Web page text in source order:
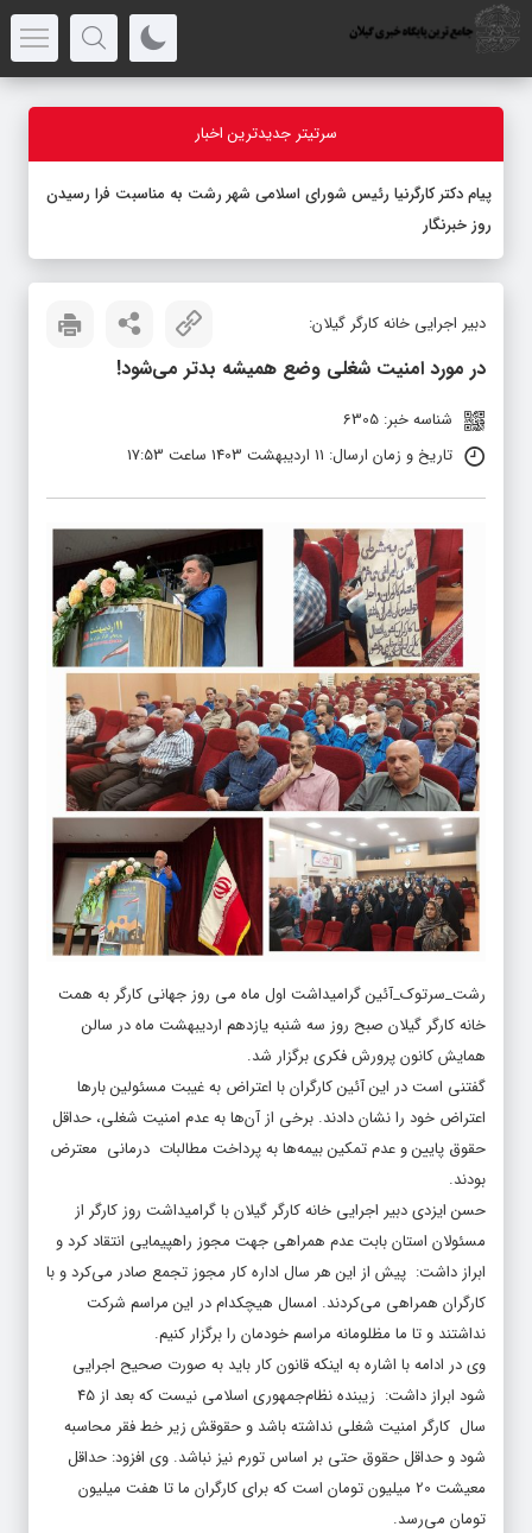
سرتیتر جدیدترین اخبار
پیام دکتر کارگرنیا رئیس شورای اسلامی شهر رشت به مناسبت فرا رسیدن
روز خبرنگار
دبیر اجرایی خانه کارگر گیلان:
در مورد امنیت شغلی وضع همیشه بدتر می‌شود!
شناسه خبر: 6305
تاریخ و زمان ارسال: 11 اردیبهشت 1403 ساعت 17:53
رشت_سرتوک_آئین گرامیداشت اول ماه می روز جهانی کارگر به همت
خانه کارگر گیلان صبح روز سه شنبه یازدهم اردیبهشت ماه در سالن
همایش کانون پرورش فکری برگزار شد.
گفتنی است در این آئین کارگران با اعتراض به غیبت مسئولین بارها
اعتراض خود را نشان دادند. برخی از آن‌ها به عدم امنیت شغلی، حداقل
حقوق پایین و عدم تمکین بیمه‌ها به پرداخت مطالبات درمانی معترض
بودند.
حسن ایزدی دبیر اجرایی خانه کارگر گیلان با گرامیداشت روز کارگر از
مسئولان استان بابت عدم همراهی جهت مجوز راهپیمایی انتقاد کرد و
ابراز داشت: پیش از این هر سال اداره کار مجوز تجمع صادر می‌کرد و با
کارگران همراهی می‌کردند. امسال هیچکدام در این مراسم شرکت
نداشتند و تا ما مظلومانه مراسم خودمان را برگزار کنیم.
وی در ادامه با اشاره به اینکه قانون کار باید به صورت صحیح اجرایی
شود ابراز داشت: زیبنده نظام‌جمهوری اسلامی نیست که بعد از 45
سال کارگر امنیت شغلی نداشته باشد و حقوقش زیر خط فقر محاسبه
شود و حداقل حقوق حتی بر اساس تورم نیز نباشد. وی افزود: حداقل
معیشت 20 میلیون تومان است که برای کارگران ما تا هفت میلیون
تومان می‌رسد.